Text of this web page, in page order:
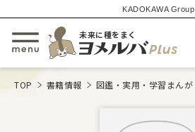
KADOKAWA Group
メニューを開閉する
未来に種をまく
TOP 書籍情報 図鑑・実用・学習まんが